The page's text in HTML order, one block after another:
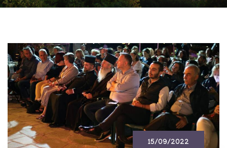
15/09/2022